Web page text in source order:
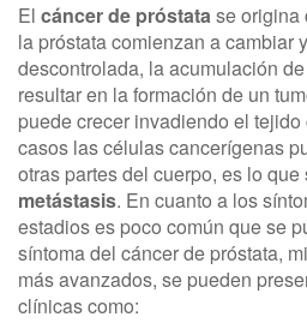
El cáncer de próstatase origina
la próstata comienzan a cambiar
descontrolada, la acumulación
resultar en la formación de un
puede crecer invadiendo el
casos las células cancerígenas
otras partes del cuerpo, es lo
metástasis. En cuanto a los
estadios es poco común que se
síntoma del cáncer de próstata,
más avanzados, se pueden
clínicas como: